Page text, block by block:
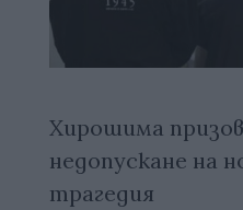
Хирошима
недопускане на
трагедия